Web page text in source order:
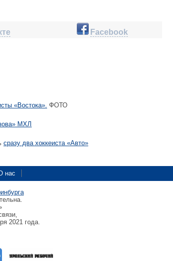
Facebook
«Востока». ФОТО
МХЛ
сразу два хоккеиста «Авто»
нас
2021 года.